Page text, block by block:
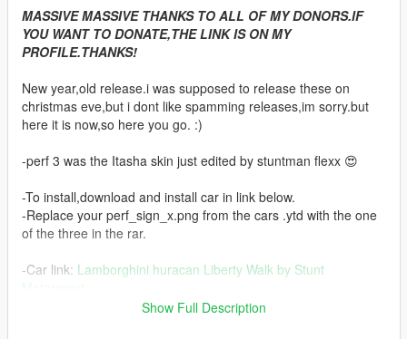
MASSIVE MASSIVE THANKS TO ALL OF MY DONORS.IF
YOU WANT TO DONATE,THE LINK IS ON MY
PROFILE.THANKS!
New year,old release.i was supposed to release these on
christmas eve,but i dont like spamming releases,im sorry.but
here it is now,so here you go. :)
-perf 3 was the Itasha skin just edited by stuntman flexx 😍
-To install,download and install car in link below.
-Replace your perf_sign_x.png from the cars .ytd with the one
of the three in the rar.
-Car link: Lamborghini huracan Liberty Walk by Stunt
Motorsport
Show Full Description